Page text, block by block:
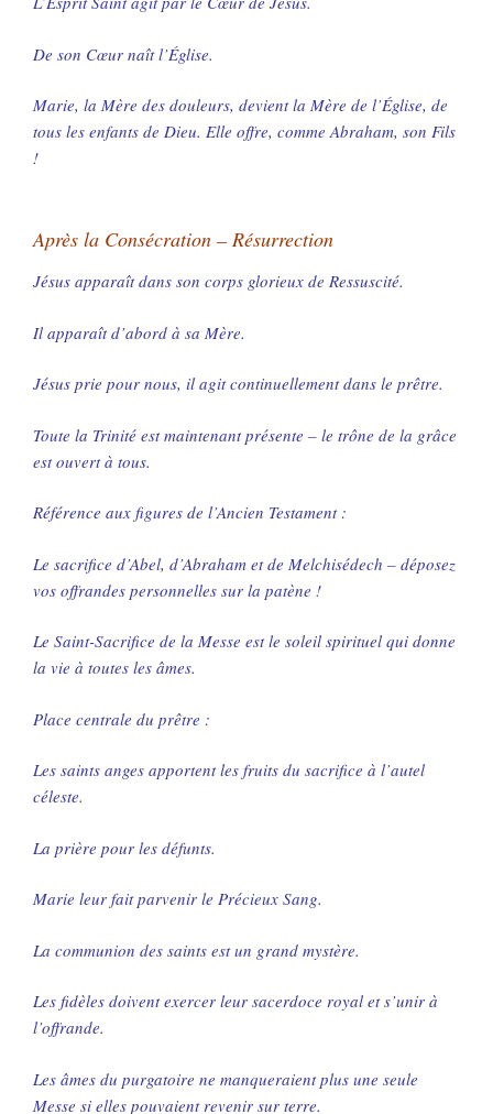
De son Cœur naît l’Église.
Marie, la Mère des douleurs, devient la Mère de l’Église, de
tous les enfants de Dieu. Elle offre, comme Abraham, son Fils
!
Après la Consécration – Résurrection
Jésus apparaît dans son corps glorieux de Ressuscité.
Il apparaît d’abord à sa Mère.
Jésus prie pour nous, il agit continuellement dans le prêtre.
Toute la Trinité est maintenant présente – le trône de la grâce
est ouvert à tous.
Référence aux figures de l’Ancien Testament :
Le sacrifice d’Abel, d’Abraham et de Melchisédech – déposez
vos offrandes personnelles sur la patène !
Le Saint-Sacrifice de la Messe est le soleil spirituel qui donne
la vie à toutes les âmes.
Place centrale du prêtre :
Les saints anges apportent les fruits du sacrifice à l’autel
céleste.
La prière pour les défunts.
Marie leur fait parvenir le Précieux Sang.
La communion des saints est un grand mystère.
Les fidèles doivent exercer leur sacerdoce royal et s’unir à
l’offrande.
Les âmes du purgatoire ne manqueraient plus une seule
Messe si elles pouvaient revenir sur terre.